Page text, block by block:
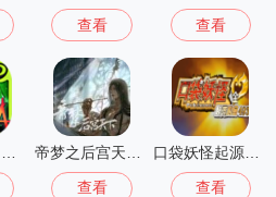
查看 查看
查看 查看